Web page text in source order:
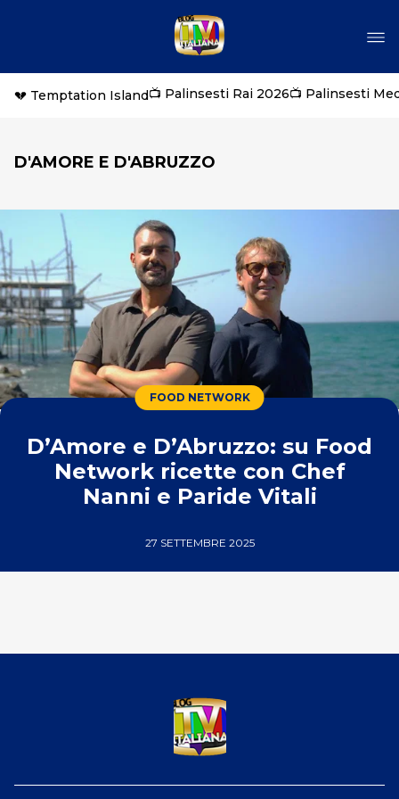
💔 Temptation Island📺 Palinsesti Rai 2026📺 Palinsesti
D'AMORE E D'ABRUZZO
FOOD NETWORK
D’Amore e D’Abruzzo: su Food
Network ricette con Chef
Nanni e Paride Vitali
27 SETTEMBRE 2025